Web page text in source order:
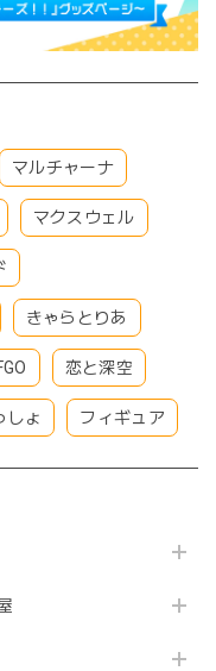
マルチャーナ
マクスウェル
きゃらとりあ
恋と深空
しょ フィギュア
屋